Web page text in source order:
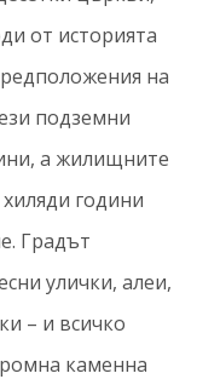
от историята
на
подземни
а жилищните
години
Градът
улички, алеи,
– и всичко
каменна